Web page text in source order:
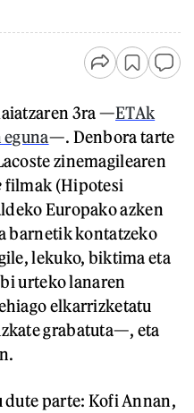
3ra —ETAk
—. Denbora tarte
zinemagilearen
filmak (Hipotesi
Europako azken
barnetik kontatzeko
lekuko, biktima eta
urteko lanaren
elkarrizketatu
grabatuta—, eta
dute parte: Kofi Annan,